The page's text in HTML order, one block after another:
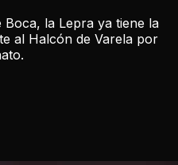
la Lepra ya tiene la
al Halcón de Varela por